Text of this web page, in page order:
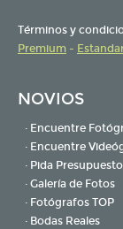
Términos y
Premium -
NOVIOS
· Encuentre
· Encuentre
· Pida
· Galería de Fotos
· Fotógrafos TOP
· Bodas Reales